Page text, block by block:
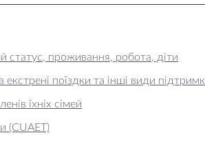
статус, проживання, робота, діти
поїздки та інші види
їхніх сімей
(CUAET)